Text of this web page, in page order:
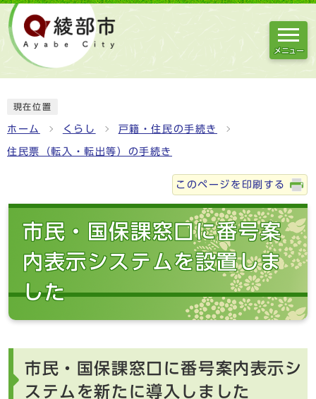
メニュー
現在位置
ホーム くらし 戸籍・住民の手続き
住民票（転入・転出等）の手続き
このページを印刷する
市民・国保課窓口に番号案
内表示システムを設置しま
した
市民・国保課窓口に番号案内表示シ
ステムを新たに導入しました